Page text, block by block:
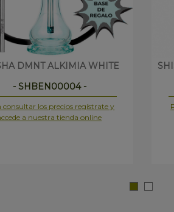
DMNT ALKIMIA WHITE
- SHBEN00004 -
consultar los precios regístrate y
a nuestra tienda online